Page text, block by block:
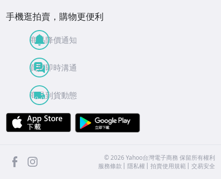
手機逛拍賣，購物更便利
商品降價通知
買賣即時溝通
商品到貨動態
APP Store
facebook ©2026 Yahoo台灣電子商務 保留所有權利
服務條款
隱私權 拍賣使用規範 交易安全